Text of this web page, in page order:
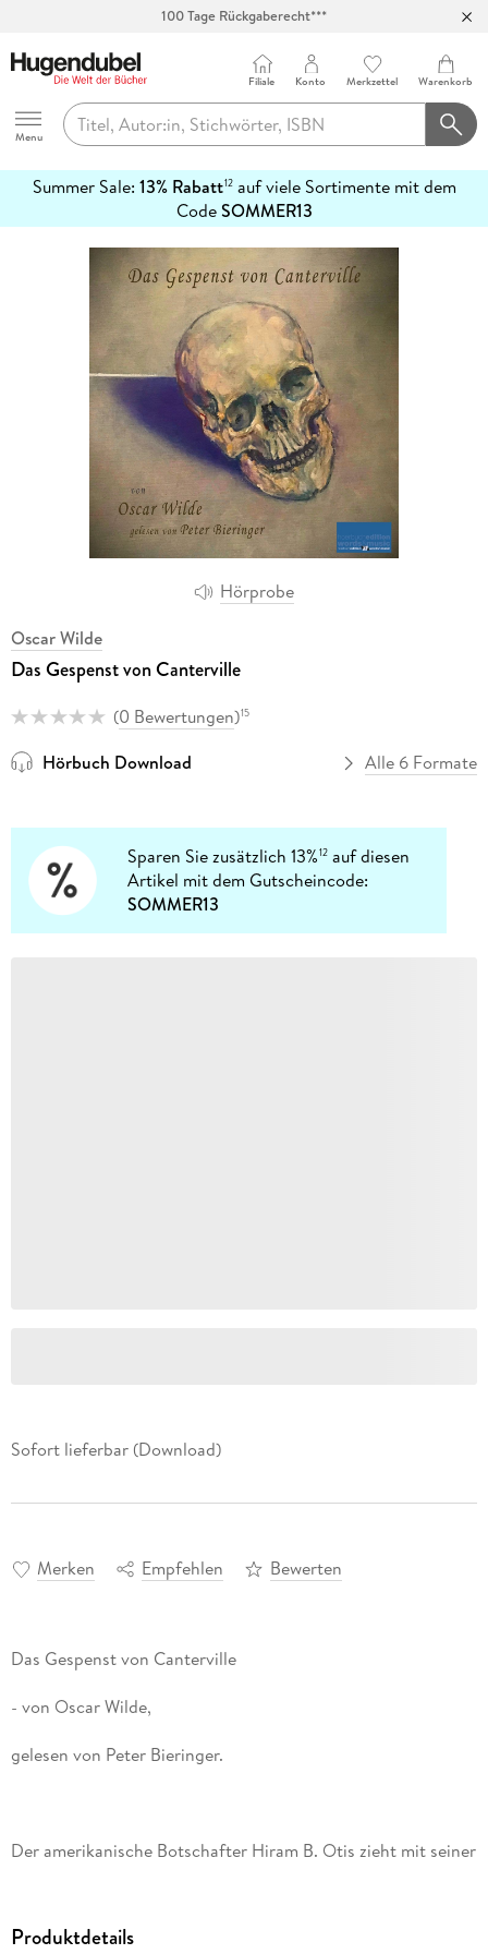
100 Tage Rückgaberecht***
Hugendubel
Menu
Filiale Konto Merkzettel Warenkorb
Summer Sale: 13% Rabatt12auf viele Sortimente mit dem
CodeSOMMER13
erfahren
Hörprobe
Oscar Wilde
Das Gespenst von Canterville
(0 Bewertungen)15
Hörbuch Download Alle 6 Formate
Sparen Sie zusätzlich 13%12 auf diesen
Artikel mit dem Gutscheincode:
SOMMER13
Sofort lieferbar (Download)
Merken Empfehlen Bewerten
Das Gespenst von Canterville
Der amerikanische Botschafter Hiram B. Otis zieht mit seiner
Gespenst handelt es sich um einen Vorfahren der
Cantervilles, Sir Simon, der vor etwa 300 Jahren seine Frau
Produktdetails